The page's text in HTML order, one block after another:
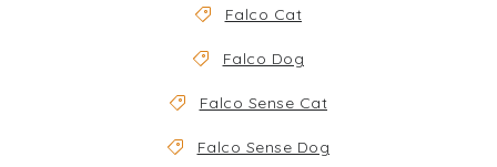
Falco Cat
Falco Dog
Falco Sense Cat
Falco Sense Dog